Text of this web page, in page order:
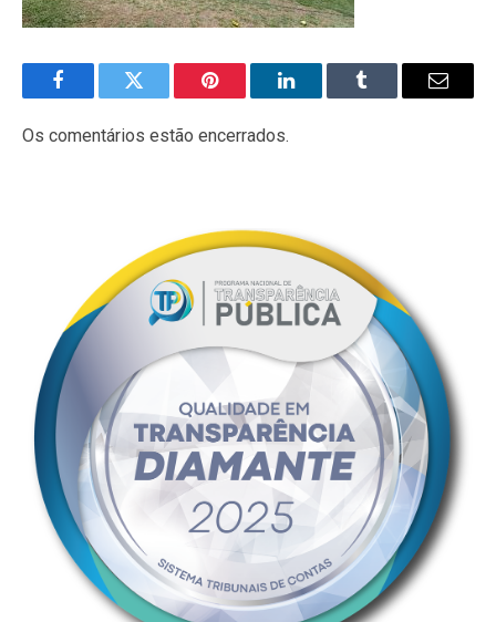
FacebookTwitter Pinterest LinkedInTumblr
E-
Os comentários estão encerrados.